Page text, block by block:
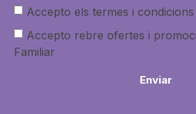
Accepto els termes i condicions
Accepto rebre ofertes i
Familiar
Enviar